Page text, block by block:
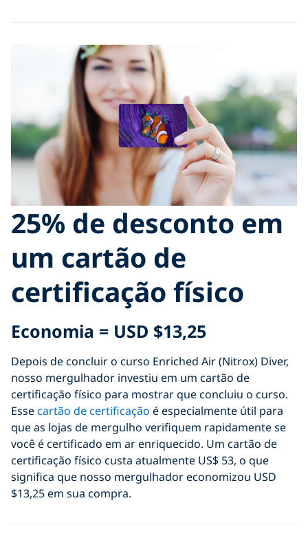
25% de desconto em
um cartão de
certificação físico
Economia = USD $13,25
Depois de concluir o curso Enriched Air (Nitrox) Diver,
nosso mergulhador investiu em um cartão de
certificação físico para mostrar que concluiu o curso.
Essecartão de certificação é especialmente útil para
que as lojas de mergulho verifiquem rapidamente se
você é certificado em ar enriquecido. Um cartão de
certificação físico custa atualmente US$ 53, o que
significa que nosso mergulhador economizou USD
$13,25 em sua compra.